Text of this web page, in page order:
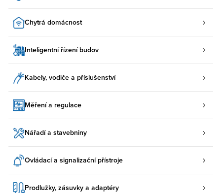
Chytrá domácnost
Inteligentní řízení budov
Kabely, vodiče a příslušenství
Měření a regulace
Nářadí a stavebniny
Ovládací a signalizační přístroje
Prodlužky, zásuvky a adaptéry